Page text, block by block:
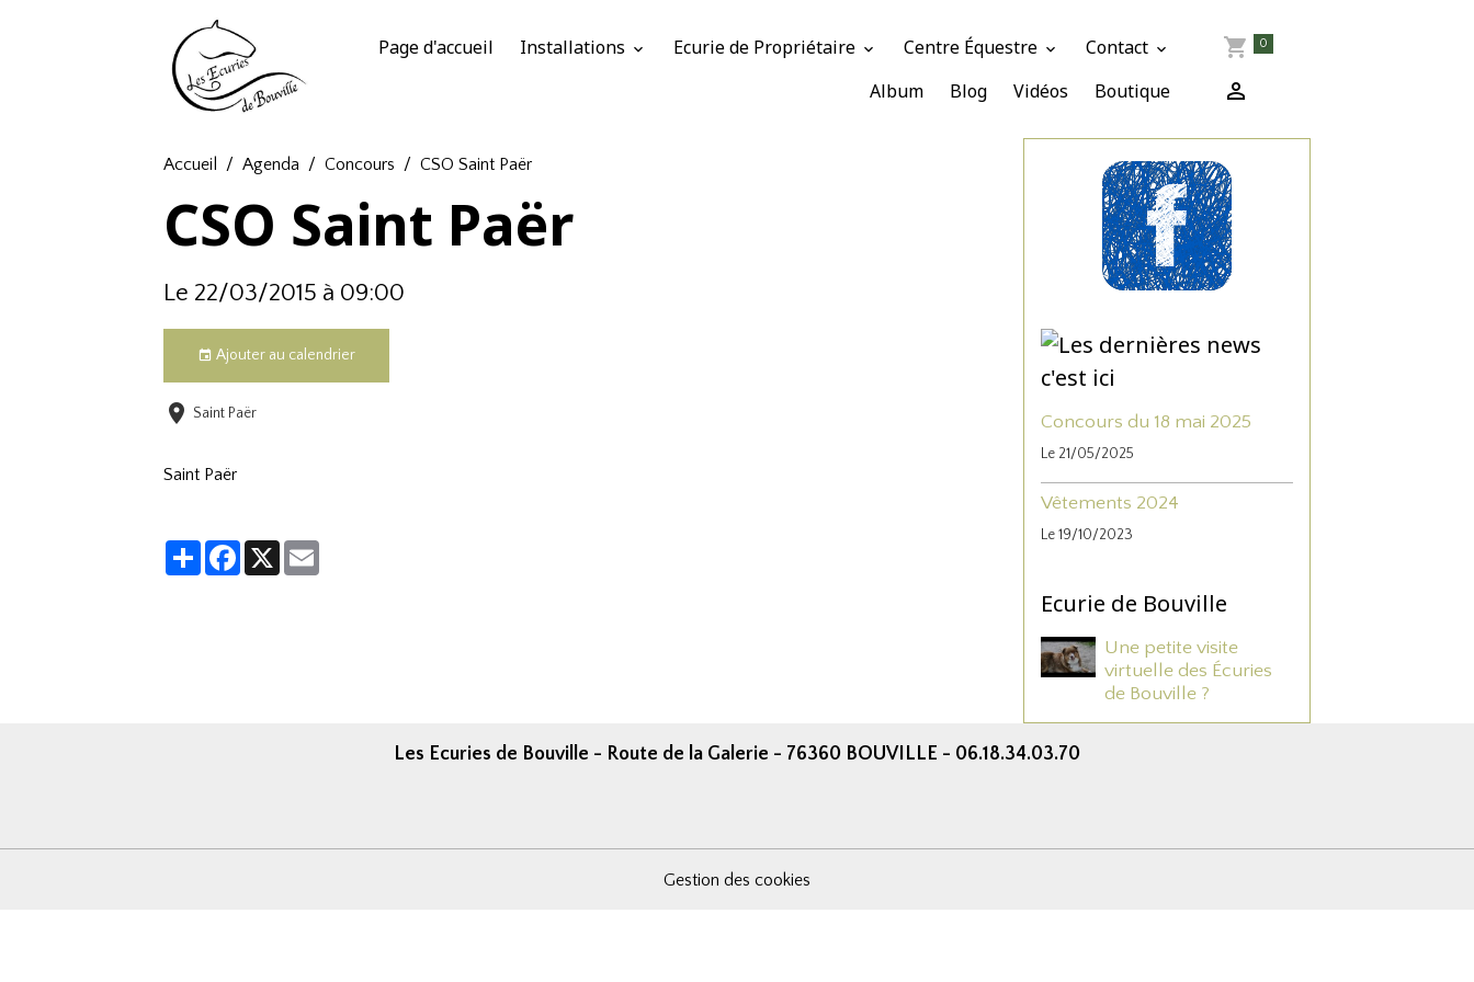
Page d'accueil Installations Ecurie de Propriétaire Centre Équestre
Contact
Album
Blog Vidéos Boutique
0
Accueil Agenda Concours CSO Saint Paër
CSO Saint Paër
Le 22/03/2015 à 09:00
Ajouter au calendrier
Saint Paër
Saint Paër
PartagerFacebook
X
Concours du 18 mai 2025
Le 21/05/2025
Vêtements 2024
Le 19/10/2023
Ecurie de Bouville
Une petite visite
virtuelle des Écuries
de Bouville ?
Les Ecuries de Bouville - Route de la Galerie - 76360 BOUVILLE - 06.18.34.03.70
Gestion des cookies